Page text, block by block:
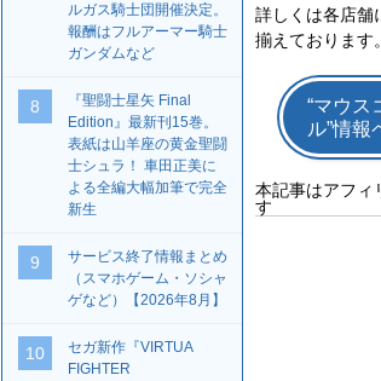
詳しくは各店舗
揃えております
“マウス
ル”情報
本記事はアフィ
す
ルガス騎士団開催決定。
報酬はフルアーマー騎士
ガンダムなど
8
『聖闘士星矢 Final
Edition』最新刊15巻。
表紙は山羊座の黄金聖闘
士シュラ！ 車田正美に
よる全編大幅加筆で完全
新生
9
サービス終了情報まとめ
（スマホゲーム・ソシャ
ゲなど）【2026年8月】
10
セガ新作『VIRTUA
FIGHTER